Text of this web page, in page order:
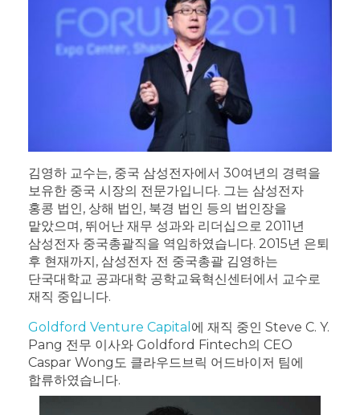
김영하 교수는, 중국 삼성전자에서 30여년의 경력을
보유한 중국 시장의 전문가입니다. 그는 삼성전자
홍콩 법인, 상해 법인, 북경 법인 등의 법인장을
맡았으며, 뛰어난 재무 성과와 리더십으로 2011년
삼성전자 중국총괄직을 역임하였습니다. 2015년 은퇴
후 현재까지, 삼성전자 전 중국총괄 김영하는
단국대학교 공과대학 공학교육혁신센터에서 교수로
재직 중입니다.
Goldford Venture Capital 에 재직 중인 Steve C. Y.
Pang 전무 이사와 Goldford Fintech의 CEO
Caspar Wong도 클라우드브릭 어드바이저 팀에
합류하였습니다.